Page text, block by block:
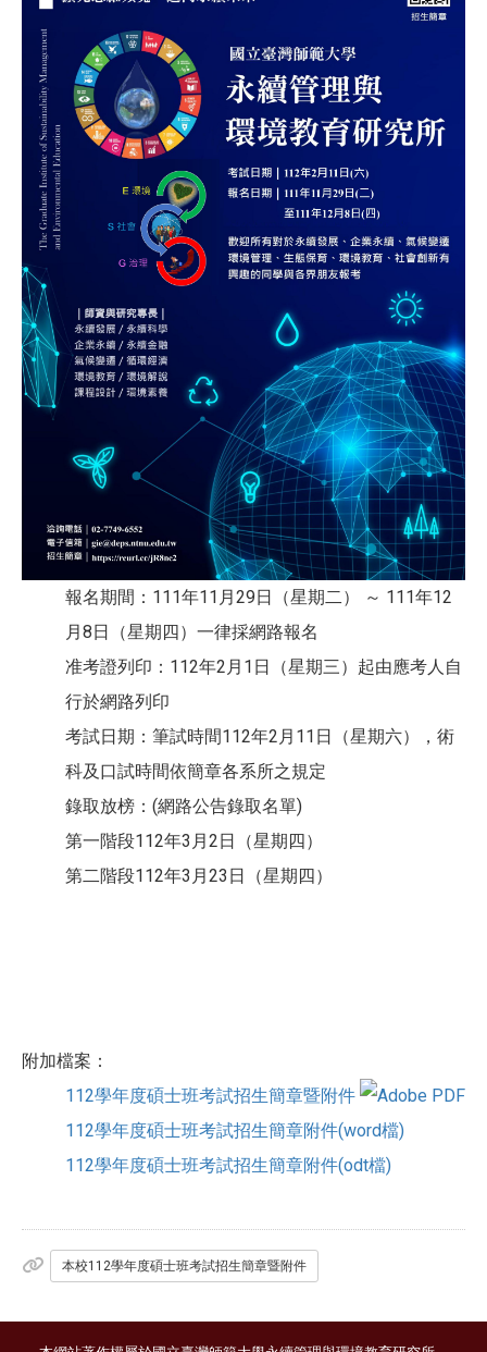
報名期間：111年11月29日（星期二） ～ 111年12
月8日（星期四）一律採網路報名
准考證列印：112年2月1日（星期三）起由應考人自
行於網路列印
考試日期：筆試時間112年2月11日（星期六），術
科及口試時間依簡章各系所之規定
錄取放榜：(網路公告錄取名單)
第一階段112年3月2日（星期四）
第二階段112年3月23日（星期四）
附加檔案：
112學年度碩士班考試招生簡章暨附件
112學年度碩士班考試招生簡章附件(word檔)
112學年度碩士班考試招生簡章附件(odt檔)
本校112學年度碩士班考試招生簡章暨附件